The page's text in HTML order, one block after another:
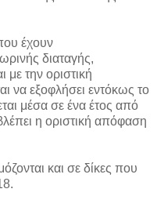
έχουν
διαταγής,
με την οριστική
να εξοφλήσει εντόκως το
μέσα σε ένα έτος από
η οριστική απόφαση
και σε δίκες που